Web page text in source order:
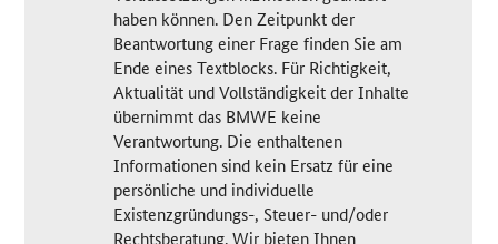
haben können. Den Zeitpunkt der
Beantwortung einer Frage finden Sie am
Ende eines Textblocks. Für Richtigkeit,
Aktualität und Vollständigkeit der Inhalte
übernimmt das BMWE keine
Verantwortung. Die enthaltenen
Informationen sind kein Ersatz für eine
persönliche und individuelle
Existenzgründungs-, Steuer- und/oder
Rechtsberatung. Wir bieten Ihnen